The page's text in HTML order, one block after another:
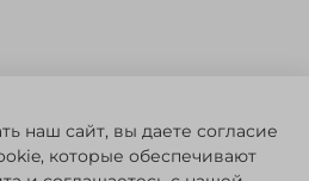
наш сайт, вы даете согласие
которые обеспечивают